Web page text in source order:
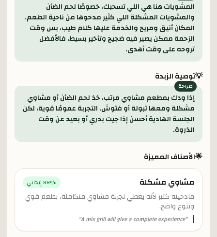
المشويات هنا هي اللي تسحبك، خصوصًا لحم الضأن
والمشويات المشكلة اللي كثير مدحوها من ناحية الطعم.
المكان أنيق ومريح والخدمة عليها كلام طيب، بس وقت
الزحمة ممكن يصير فيه ضجيج وتأخير بسيط، فالأفضل
تروحه على وقت أهدى.
💡توصية الزبدة
إذا ودك بمطعم مشاوي مرتب، خذ لحم الضأن أو مشاوي
مشكلة ومعها تبولة أو فتوش. التجربة عمومًا قوية، لكن
الجلسة الهادية أحسن إذا جيت بدري أو بعيد عن وقت
الذروة.
🌟الأصناف المميزة
مشاوي مشكلة 88% إيجابي
مادحينه كثير لأنه يعطي تجربة مشاوي متكاملة، بطعم قوي
وتنوع واضح.
"
A mix grill will give a complete experience
"